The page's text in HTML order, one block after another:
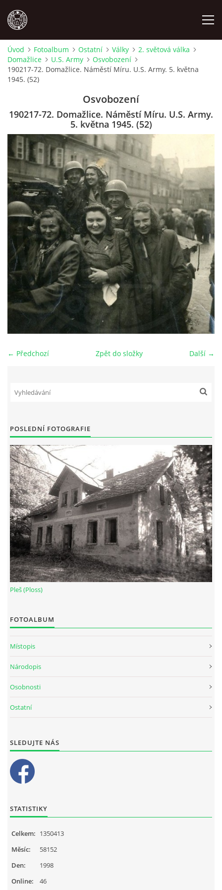
MÍSTOPIS
OSOBNOSTI
OSTATNÍ
ODKAZY
O NÁS
DŮL NA SLÍDU (NA KOLE)
Kontakt:
tel. 773 916 275
info@domdej.cz
Tento projekt je realizován za finanční podpory
Úvod Fotoalbum Ostatní Války
2. světová válka
Domažlice
U.S. Army
Osvobození
190217-72. Domažlice. Náměstí Míru. U.S. Army. 5. května
1945. (52)
Osvobození
190217-72. Domažlice. Náměstí Míru. U.S. Army.
5. května 1945. (52)
← Předchozí Další →
Zpět do složky
POSLEDNÍ FOTOGRAFIE
Pleš (Ploss)
FOTOALBUM
Místopis
Národopis
Osobnosti
Ostatní
SLEDUJTE NÁS
STATISTIKY
Online: 46
Celkem: 1350413
Měsíc:
58152
Den:
1998